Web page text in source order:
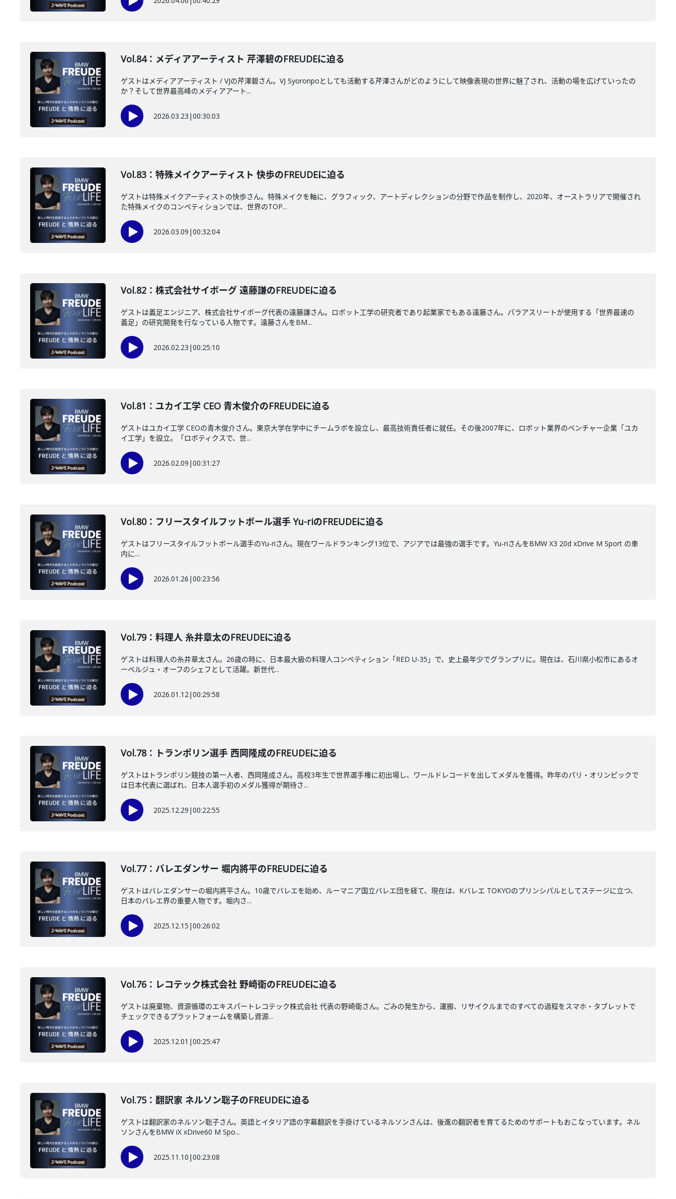
Vol.84：メディアアーティスト 芹澤碧のFREUDEに迫る
ゲストはメディアアーティスト / VJの芹澤碧さん。VJ Syoronpoとしても活動する芹澤さんがどのようにして映像表現の世界に魅了され、活動の場を広げていったの
か？そして世界最高峰のメディアアート...
2026.03.23 |00:30:03
Vol.83：特殊メイクアーティスト 快歩のFREUDEに迫る
ゲストは特殊メイクアーティストの快歩さん。特殊メイクを軸に、グラフィック、アートディレクションの分野で作品を制作し、2020年、オーストラリアで開催され
た特殊メイクのコンペティションでは、世界のTOP...
2026.03.09 |00:32:04
Vol.82：株式会社サイボーグ 遠藤謙のFREUDEに迫る
ゲストは義足エンジニア、株式会社サイボーグ代表の遠藤謙さん。ロボット工学の研究者であり起業家でもある遠藤さん。パラアスリートが使用する「世界最速の
義足」の研究開発を行なっている人物です。遠藤さんをBM...
2026.02.23 |00:25:10
Vol.81：ユカイ工学 CEO 青木俊介のFREUDEに迫る
ゲストはユカイ工学 CEOの青木俊介さん。東京大学在学中にチームラボを設立し、最高技術責任者に就任。その後2007年に、ロボット業界のベンチャー企業「ユカ
イ工学」を設立。「ロボティクスで、世...
2026.02.09 |00:31:27
Vol.80：フリースタイルフットボール選手 Yu-riのFREUDEに迫る
ゲストはフリースタイルフットボール選手のYu-riさん。現在ワールドランキング13位で、アジアでは最強の選手です。Yu-riさんをBMW X3 20d xDrive M Sport の車
内に...
2026.01.26 |00:23:56
Vol.79：料理人 糸井章太のFREUDEに迫る
ゲストは料理人の糸井章太さん。26歳の時に、日本最大級の料理人コンペティション「RED U-35」で、史上最年少でグランプリに。現在は、石川県小松市にあるオ
ーベルジュ・オーフのシェフとして活躍。新世代...
2026.01.12|00:29:58
Vol.78：トランポリン選手 西岡隆成のFREUDEに迫る
ゲストはトランポリン競技の第一人者、西岡隆成さん。高校3年生で世界選手権に初出場し、ワールドレコードを出してメダルを獲得。昨年のパリ・オリンピックで
は日本代表に選ばれ、日本人選手初のメダル獲得が期待さ...
2025.12.29 |00:22:55
Vol.77：バレエダンサー 堀内將平のFREUDEに迫る
ゲストはバレエダンサーの堀内將平さん。10歳でバレエを始め、ルーマニア国立バレエ団を経て、現在は、Kバレエ TOKYOのプリンシパルとしてステージに立つ、
日本のバレエ界の重要人物です。堀内さ...
2025.12.15 |00:26:02
Vol.76：レコテック株式会社 野崎衛のFREUDEに迫る
ゲストは廃棄物、資源循環のエキスパートレコテック株式会社 代表の野崎衛さん。ごみの発生から、運搬、リサイクルまでのすべての過程をスマホ・タブレットで
チェックできるプラットフォームを構築し資源...
2025.12.01 |00:25:47
Vol.75：翻訳家 ネルソン聡子のFREUDEに迫る
ゲストは翻訳家のネルソン聡子さん。英語とイタリア語の字幕翻訳を手掛けているネルソンさんは、後進の翻訳者を育てるためのサポートもおこなっています。ネル
ソンさんをBMW iX xDrive60 M Spo...
2025.11.10 |00:23:08